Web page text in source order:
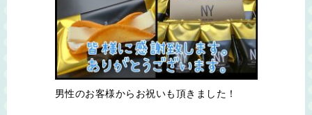
男性のお客様からお祝いも頂きました！